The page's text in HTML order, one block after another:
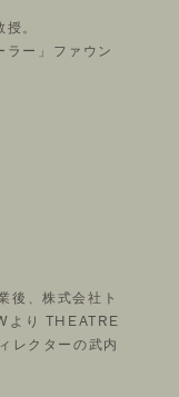
。
ラー」ファウン
後、株式会社ト
より THEATRE
レクターの武内